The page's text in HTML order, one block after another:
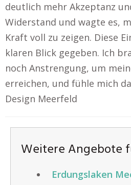
deutlich mehr Akzeptanz
Widerstand und wagte es,
Kraft voll zu zeigen. Diese
klaren Blick gegeben. Ich
noch Anstrengung, um
erreichen, und fühle mich
Design Meerfeld
Weitere Angebote
Erdungslaken